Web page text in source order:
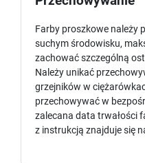
Farby proszkowe należy
suchym środowisku,
zachować szczególną
Należy unikać
grzejników w
przechowywać w
zalecana data trwałości
z instrukcją znajduje się